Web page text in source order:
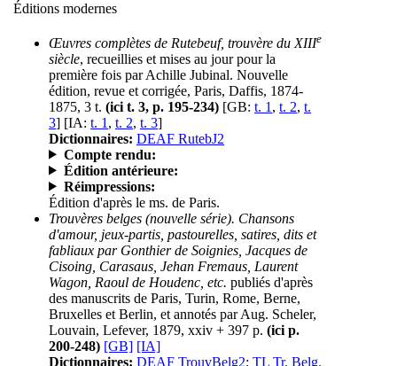
Éditions modernes
Œuvres complètes de Rutebeuf, trouvère du XIIIe
siècle, recueillies et mises au jour pour la
première fois par Achille Jubinal. Nouvelle
édition, revue et corrigée, Paris, Daffis, 1874-
1875, 3 t. (ici t. 3, p. 195-234) [GB: t. 1 , t. 2, t.
3] [IA: t. 1 , t. 2, t. 3]
Dictionnaires: DEAF RutebJ2
Compte rendu:
Édition antérieure:
Réimpressions:
Édition d'après le ms. de Paris.
Trouvères belges (nouvelle série). Chansons
d'amour, jeux-partis, pastourelles, satires, dits et
fabliaux par Gonthier de Soignies, Jacques de
Cisoing, Carasaus, Jehan Fremaus, Laurent
Wagon, Raoul de Houdenc, etc. publiés d'après
des manuscrits de Paris, Turin, Rome, Berne,
Bruxelles et Berlin, et annotés par Aug. Scheler,
Louvain, Lefever, 1879, xxiv + 397 p. (ici p.
200-248) [GB] [IA]
Dictionnaires: DEAF TrouvBelg2; TL Tr. Belg.